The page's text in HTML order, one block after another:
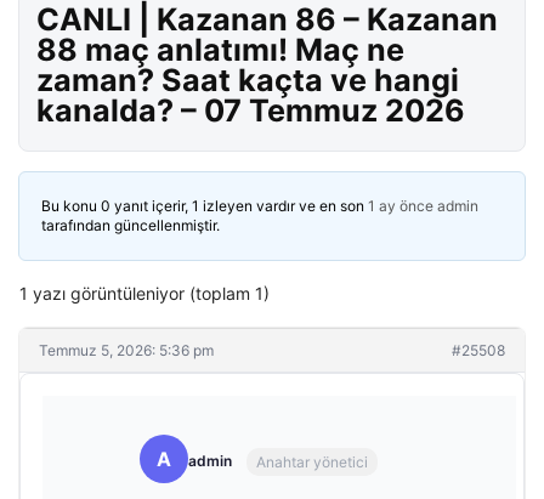
CANLI | Kazanan 86 – Kazanan
88 maç anlatımı! Maç ne
zaman? Saat kaçta ve hangi
kanalda? – 07 Temmuz 2026
Bu konu 0 yanıt içerir, 1 izleyen vardır ve en son 1 ay önce admin
tarafından güncellenmiştir.
1 yazı görüntüleniyor (toplam 1)
Temmuz 5, 2026: 5:36 pm #25508
A admin Anahtar yönetici